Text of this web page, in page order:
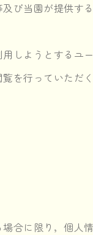
び当園が提供す
しようとするユ
を行っていただ
合に限り，個人